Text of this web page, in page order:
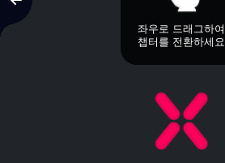
좌우로 드래그하여
챕터를 전환하세요